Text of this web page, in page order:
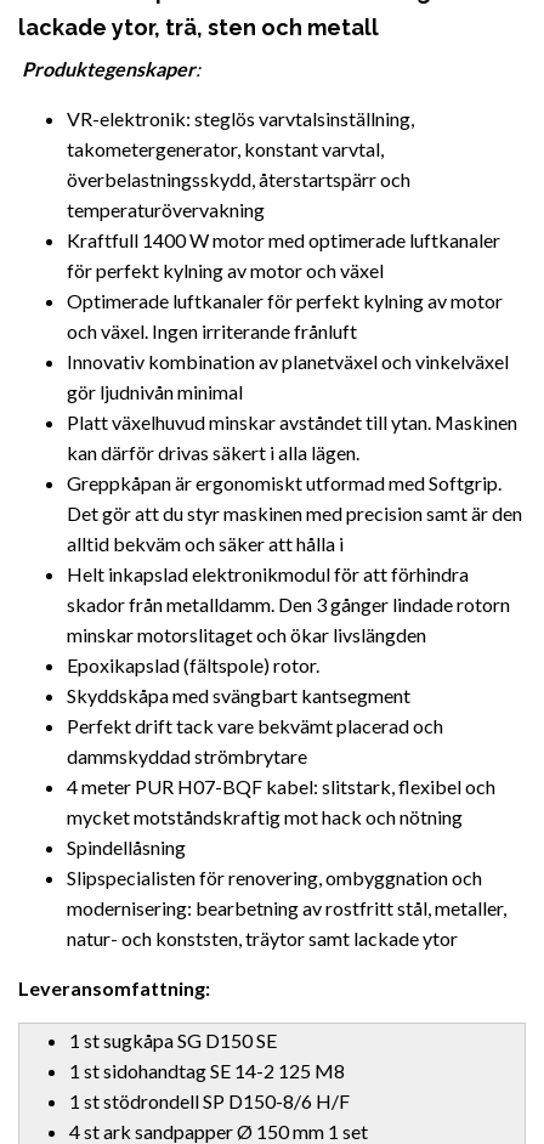
lackade ytor, trä, sten och metall
Produktegenskaper:
VR-elektronik: steglös varvtalsinställning,
takometergenerator, konstant varvtal,
överbelastningsskydd, återstartspärr och
temperaturövervakning
Kraftfull 1400 W motor med optimerade luftkanaler
för perfekt kylning av motor och växel
Optimerade luftkanaler för perfekt kylning av motor
och växel. Ingen irriterande frånluft
Innovativ kombination av planetväxel och vinkelväxel
gör ljudnivån minimal
Platt växelhuvud minskar avståndet till ytan. Maskinen
kan därför drivas säkert i alla lägen.
Greppkåpan är ergonomiskt utformad med Softgrip.
Det gör att du styr maskinen med precision samt är den
alltid bekväm och säker att hålla i
Helt inkapslad elektronikmodul för att förhindra
skador från metalldamm. Den 3 gånger lindade rotorn
minskar motorslitaget och ökar livslängden
Epoxikapslad (fältspole) rotor.
Skyddskåpa med svängbart kantsegment
Perfekt drift tack vare bekvämt placerad och
dammskyddad strömbrytare
4 meter PUR H07-BQF kabel: slitstark, flexibel och
mycket motståndskraftig mot hack och nötning
Spindellåsning
Slipspecialisten för renovering, ombyggnation och
modernisering: bearbetning av rostfritt stål, metaller,
natur- och konststen, träytor samt lackade ytor
Leveransomfattning:
1 st sugkåpa SG D150 SE
1 st sidohandtag SE 14-2 125 M8
1 st stödrondell SP D150-8/6 H/F
4 st ark sandpapper Ø 150 mm 1 set